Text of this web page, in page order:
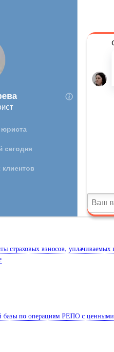
страховых взносов,
базы по операциям РЕПО с